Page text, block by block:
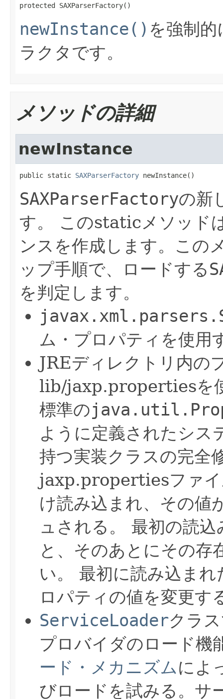
protected SAXParserFactory()
newInstance() を強制
ラクタです。
メソッドの詳細
newInstance
public static SAXParserFactory newInstance()
SAXParserFactoryの新
す。
このstaticメソッド
ンスを作成します。この
ップ手順で、ロードする
を判定します。
ム・プロパティを使用
JREディレクトリ内の
lib/jaxp.propertiesを
標準の
ように定義されたシス
持つ実装クラスの完全
jaxp.propertiesファイ
け読み込まれ、その値
ュされる。
最初の読
と、そのあとにその存
い。
最初に読み込ま
ロパティの値を変更す
ServiceLoaderクラ
プロバイダのロード機
ード・メカニズムによ
びロードを試みる。サ